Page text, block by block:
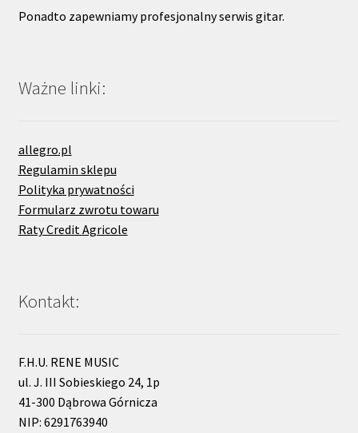
Ponadto zapewniamy profesjonalny serwis gitar.
Ważne linki:
allegro.pl
Regulamin sklepu
Polityka prywatności
Formularz zwrotu towaru
Raty Credit Agricole
Kontakt:
F.H.U. RENE MUSIC
ul. J. III Sobieskiego 24, 1p
41-300 Dąbrowa Górnicza
NIP: 6291763940